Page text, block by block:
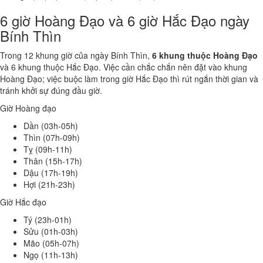
6 giờ Hoàng Đạo và 6 giờ Hắc Đạo ngày
Bính Thìn
Trong 12 khung giờ của ngày Bính Thìn, 6 khung thuộc Hoàng Đạo
và 6 khung thuộc Hắc Đạo. Việc cần chắc chắn nên đặt vào khung
Hoàng Đạo; việc buộc làm trong giờ Hắc Đạo thì rút ngắn thời gian và
tránh khởi sự đúng đầu giờ.
Giờ Hoàng đạo
Dần (03h-05h)
Thìn (07h-09h)
Tỵ (09h-11h)
Thân (15h-17h)
Dậu (17h-19h)
Hợi (21h-23h)
Giờ Hắc đạo
Tý (23h-01h)
Sửu (01h-03h)
Mão (05h-07h)
Ngọ (11h-13h)